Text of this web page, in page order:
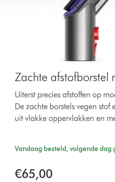
Zachte afstofborstel
Uiterst precies afstoffen op
De zachte borstels vegen
uit vlakke oppervlakken en
Vandaag besteld, volgende dag
€65,00